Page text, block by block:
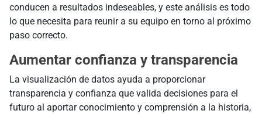
conducen a resultados indeseables, y este análisis es todo
lo que necesita para reunir a su equipo en torno al próximo
paso correcto.
Aumentar confianza y transparencia
La visualización de datos ayuda a proporcionar
transparencia y confianza que valida decisiones para el
futuro al aportar conocimiento y comprensión a la historia,